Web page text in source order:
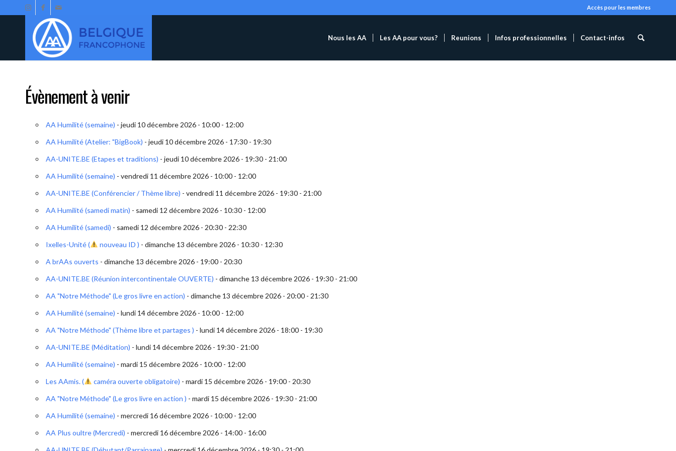
Accès pour les membres
Nous les AA Les AA pour vous? Reunions Infos professionnelles Contact-infos
Évènement à venir
AA Humilité (semaine) - jeudi 10 décembre 2026 - 10:00 - 12:00
AA Humilité (Atelier: "BigBook) - jeudi 10 décembre 2026 - 17:30 - 19:30
AA-UNITE.BE (Etapes et traditions) - jeudi 10 décembre 2026 - 19:30 - 21:00
AA Humilité (semaine) - vendredi 11 décembre 2026 - 10:00 - 12:00
AA-UNITE.BE (Conférencier / Thème libre) - vendredi 11 décembre 2026 - 19:30 - 21:00
AA Humilité (samedi matin) - samedi 12 décembre 2026 - 10:30 - 12:00
AA Humilité (samedi) - samedi 12 décembre 2026 - 20:30 - 22:30
Ixelles-Unité (
nouveau ID ) - dimanche 13 décembre 2026 - 10:30 - 12:30
A brAAs ouverts - dimanche 13 décembre 2026 - 19:00 - 20:30
AA-UNITE.BE (Réunion intercontinentale OUVERTE) - dimanche 13 décembre 2026 - 19:30 - 21:00
AA "Notre Méthode" (Le gros livre en action) - dimanche 13 décembre 2026 - 20:00 - 21:30
AA Humilité (semaine) - lundi 14 décembre 2026 - 10:00 - 12:00
AA "Notre Méthode" (Thème libre et partages ) - lundi 14 décembre 2026 - 18:00 - 19:30
AA-UNITE.BE (Méditation) - lundi 14 décembre 2026 - 19:30 - 21:00
AA Humilité (semaine) - mardi 15 décembre 2026 - 10:00 - 12:00
Les AAmis. (
caméra ouverte obligatoire) - mardi 15 décembre 2026 - 19:00 - 20:30
AA "Notre Méthode" (Le gros livre en action ) - mardi 15 décembre 2026 - 19:30 - 21:00
AA Humilité (semaine) - mercredi 16 décembre 2026 - 10:00 - 12:00
AA Plus oultre (Mercredi) - mercredi 16 décembre 2026 - 14:00 - 16:00